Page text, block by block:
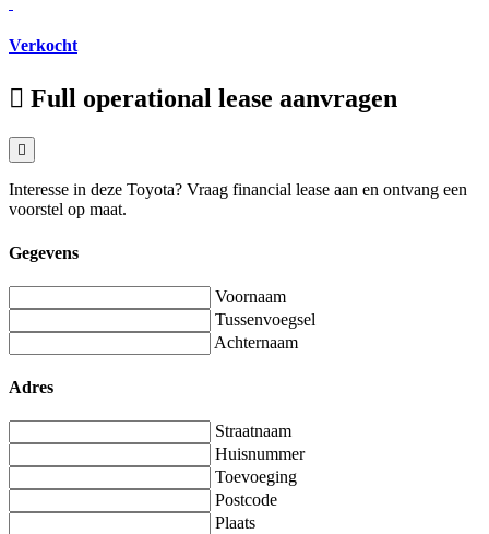
Verkocht
Full operational lease aanvragen
Interesse in deze Toyota? Vraag financial lease aan en ontvang een
voorstel op maat.
Gegevens
Voornaam
Tussenvoegsel
Achternaam
Adres
Straatnaam
Huisnummer
Toevoeging
Postcode
Plaats